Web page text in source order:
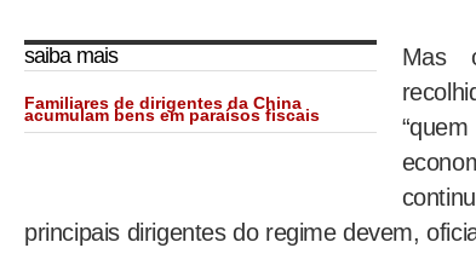
saiba mais
Familiares de dirigentes da China
acumulam bens em paraísos fiscais
Mas
principais dirigentes do regime devem,